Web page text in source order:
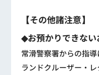
【その他諸注意】
◆お預かりできな
常滑警察署からの指導
ランドクルーザー・